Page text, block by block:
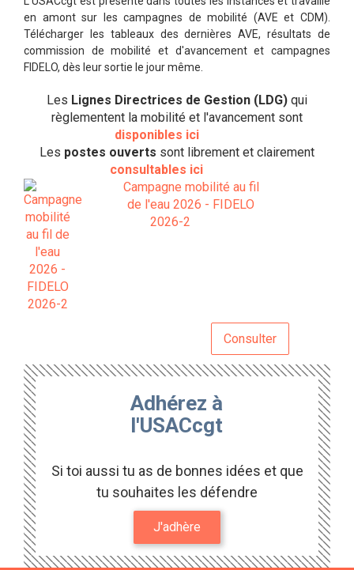
en amont sur les campagnes de mobilité (AVE et CDM).
Télécharger les tableaux des dernières AVE, résultats de
commission de mobilité et d'avancement et campagnes
FIDELO, dès leur sortie le jour même.
Les Lignes Directrices de Gestion (LDG) qui
règlementent la mobilité et l'avancement sont
disponibles ici
Les postes ouverts sont librement et clairement
consultables ici
Campagne mobilité au fil
de l'eau 2026 - FIDELO
2026-2
Consulter
Adhérez à
l'USACcgt
Si toi aussi tu as de bonnes idées et que
tu souhaites les défendre
J'adhère